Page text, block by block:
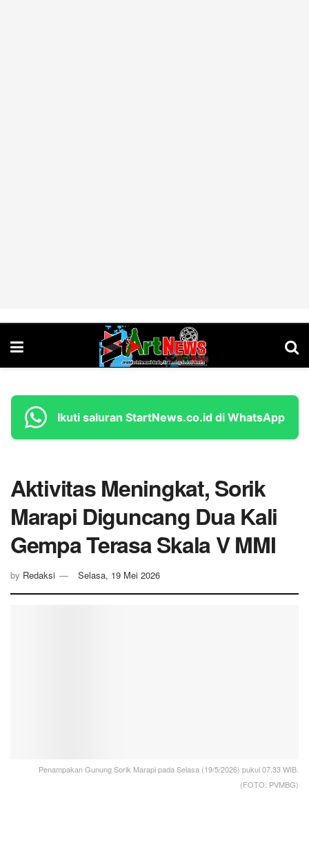
Ikuti saluran StartNews.co.id di WhatsApp
Aktivitas Meningkat, Sorik
Marapi Diguncang Dua Kali
Gempa Terasa Skala V MMI
by Redaksi Selasa, 19 Mei 2026
Penampakan Gunung Sorik Marapi pada Selasa (19/5/2026) pukul 07.33 WIB.
(FOTO: PVMBG)